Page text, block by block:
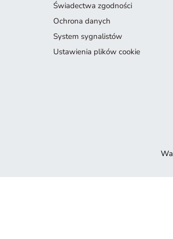
Świadectwa zgodności
Ochrona danych
System sygnalistów
Ustawienia plików cookie